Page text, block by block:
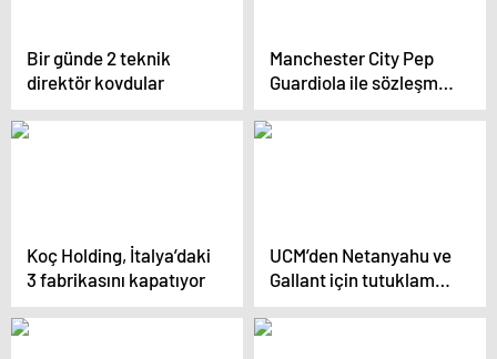
Bir günde 2 teknik
direktör kovdular
Manchester City Pep
Guardiola ile sözleşme
yenildi
Koç Holding, İtalya’daki
3 fabrikasını kapatıyor
UCM’den Netanyahu ve
Gallant için tutuklama
emri